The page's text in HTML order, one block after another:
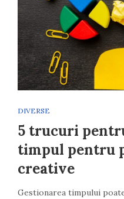
DIVERSE
5 trucuri
timpul pentru
creative
Gestionarea timpului